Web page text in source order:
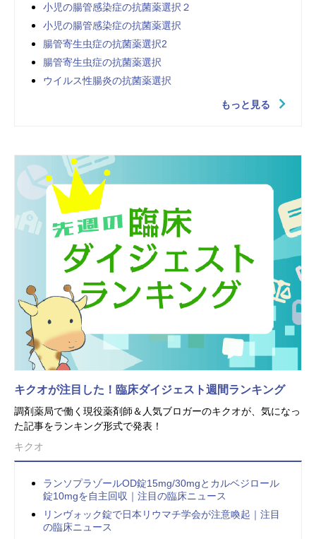
小児の腸管感染症の抗菌薬選択２
小児の腸管感染症の抗菌薬選択
腸管寄生虫症の抗菌薬選択2
腸管寄生虫症の抗菌薬選択
ウイルス性腸炎の抗菌薬選択
もっと見る
キクオが注目した！臨床ダイジェスト週間ランキング
調剤薬局で働く現役薬剤師＆人気ブロガーのキクオが、気になっ
た記事をランキング形式で発表！
キクオ
ランソプラゾールOD錠15mg/30mgとカルベジロール
錠10mgを自主回収｜注目の臨床ニュース
リンヴォック錠で日本リウマチ学会が注意喚起｜注目
の臨床ニュース